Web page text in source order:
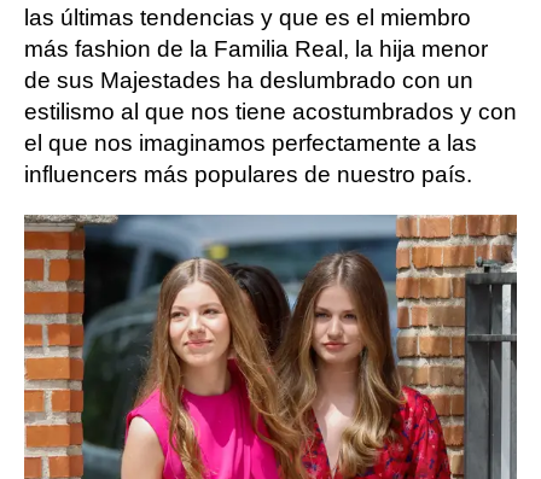
las últimas tendencias y que es el miembro
más fashion de la Familia Real, la hija menor
de sus Majestades ha deslumbrado con un
estilismo al que nos tiene acostumbrados y con
el que nos imaginamos perfectamente a las
influencers más populares de nuestro país.